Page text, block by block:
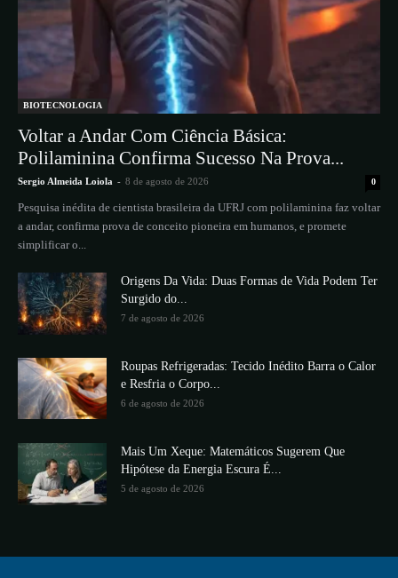
BIOTECNOLOGIA
Voltar a Andar Com Ciência Básica:
Polilaminina Confirma Sucesso Na Prova...
Sergio Almeida Loiola - 8 de agosto de 2026 0
Pesquisa inédita de cientista brasileira da UFRJ com polilaminina faz voltar
a andar, confirma prova de conceito pioneira em humanos, e promete
simplificar o...
Origens Da Vida: Duas Formas de Vida Podem Ter
Surgido do...
7 de agosto de 2026
Roupas Refrigeradas: Tecido Inédito Barra o Calor
e Resfria o Corpo...
6 de agosto de 2026
Mais Um Xeque: Matemáticos Sugerem Que
Hipótese da Energia Escura É...
5 de agosto de 2026